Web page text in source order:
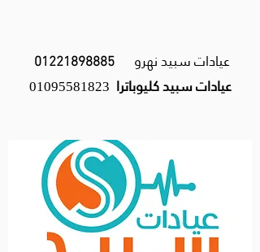
01221898885 عيادات سبيد نهرو
01095581823 عيادات سبيد كليوباترا